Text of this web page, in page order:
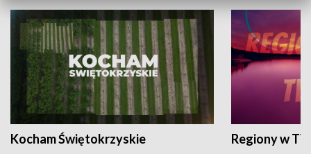
Kocham Świętokrzyskie Regiony w